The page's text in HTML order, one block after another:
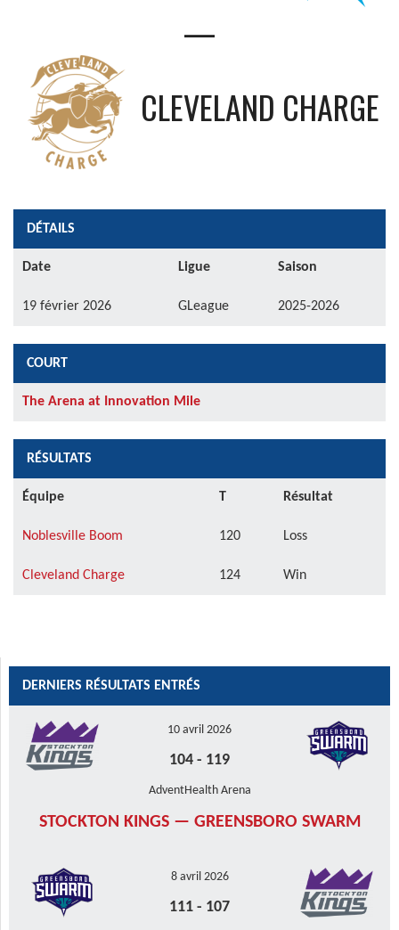
—
CLEVELAND CHARGE
DÉTAILS
Date Ligue Saison
19 février 2026 GLeague 2025-2026
COURT
The Arena at Innovation Mile
RÉSULTATS
Équipe T Résultat
Noblesville Boom 120 Loss
Cleveland Charge 124 Win
DERNIERS RÉSULTATS ENTRÉS
10 avril 2026
104 - 119
AdventHealth Arena
STOCKTON KINGS — GREENSBORO SWARM
8 avril 2026
111 - 107